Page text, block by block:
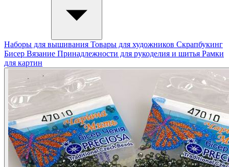
Наборы для вышивания Товары для художников Скрапбукинг
Бисер Вязание Принадлежности для рукоделия и шитья Рамки
для картин